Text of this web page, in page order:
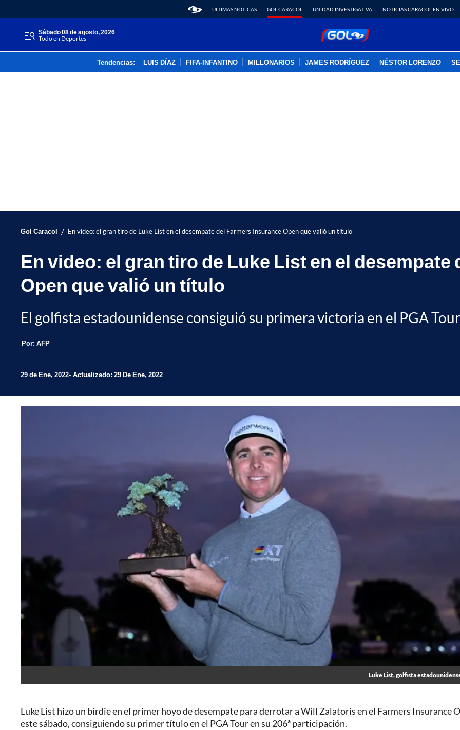
ÚLTIMAS NOTICAS GOL CARACOL UNIDAD INVESTIGATIVA NOTICIAS CARACOL EN VIVO
sábado 08 de agosto, 2026
Todo en Deportes
Tendencias: LUIS DÍAZ FIFA-INFANTINO MILLONARIOS JAMES RODRÍGUEZ NÉSTOR LORENZO
Gol Caracol / En video: el gran tiro de Luke List en el desempate del Farmers Insurance Open que valió un título
En video: el gran tiro de Luke List en el
Open que valió un título
El golfista estadounidense consiguió su primera victoria en el PGA
Por: AFP
29 de Ene, 2022 Actualizado: 29 De Ene, 2022
Luke List, golfista
Luke List hizo un birdie en el primer hoyo de desempate para derrotar a Will Zalatoris en el Farmers Insurance
este sábado, consiguiendo su primer título en el PGA Tour en su 206ª participación.